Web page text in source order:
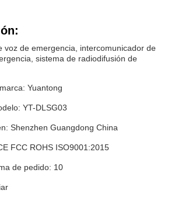
voz de emergencia, intercomunicador de
sistema de radiodifusión de
Yuantong
YT-DLSG03
Shenzhen Guangdong China
FCC ROHS ISO9001:2015
de pedido: 10